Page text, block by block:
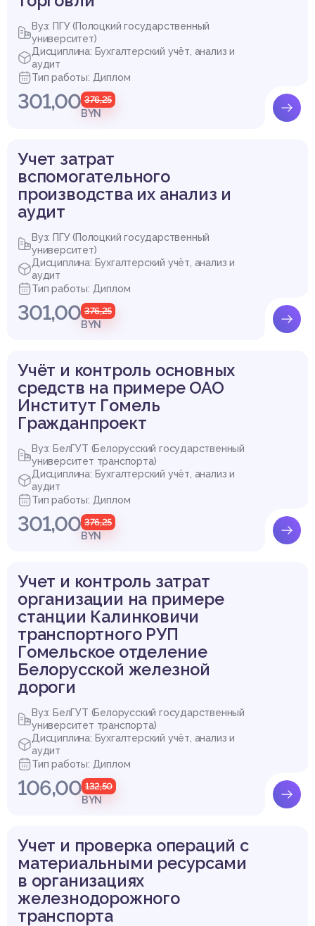
Вуз: ПГУ (Полоцкий государственный
университет)
Дисциплина: Бухгалтерский учёт, анализ и
аудит
Тип работы: Диплом
301,00 376,25
BYN
Учет затрат
вспомогательного
производства их анализ и
аудит
Вуз: ПГУ (Полоцкий государственный
университет)
Дисциплина: Бухгалтерский учёт, анализ и
аудит
Тип работы: Диплом
301,00 376,25
BYN
Учёт и контроль основных
средств на примере ОАО
Институт Гомель
Гражданпроект
Вуз: БелГУТ (Белорусский государственный
университет транспорта)
Дисциплина: Бухгалтерский учёт, анализ и
аудит
Тип работы: Диплом
301,00 376,25
BYN
Учет и контроль затрат
организации на примере
станции Калинковичи
транспортного РУП
Гомельское отделение
Белорусской железной
дороги
Вуз: БелГУТ (Белорусский государственный
университет транспорта)
Дисциплина: Бухгалтерский учёт, анализ и
аудит
Тип работы: Диплом
106,00 132,50
BYN
Учет и проверка операций с
материальными ресурсами
в организациях
железнодорожного
транспорта